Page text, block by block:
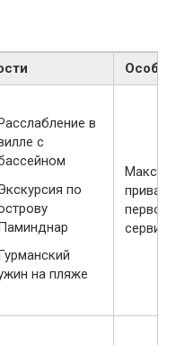
Расслабление в
с
по
Гурманский
на пляже
сервис